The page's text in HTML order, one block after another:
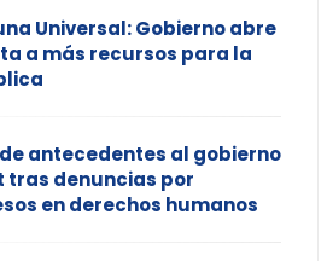
Universal: Gobierno abre
a más recursos para la
antecedentes al gobierno
tras denuncias por
en derechos humanos